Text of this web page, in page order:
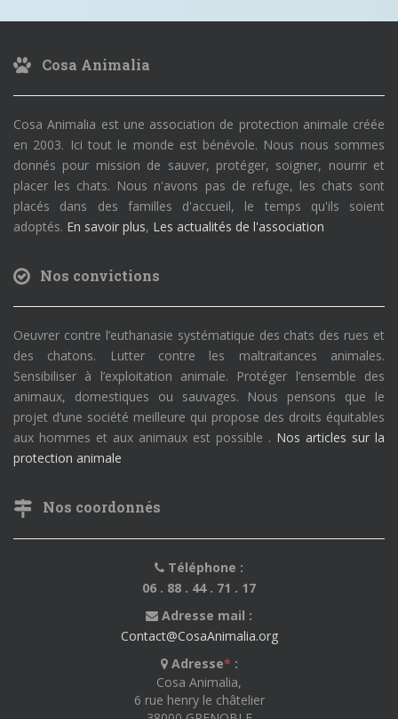
Cosa Animalia
Cosa Animalia est une association de protection animale créée
en 2003. Ici tout le monde est bénévole. Nous nous sommes
donnés pour mission de sauver, protéger, soigner, nourrir et
placer les chats. Nous n'avons pas de refuge, les chats sont
placés dans des familles d'accueil, le temps qu'ils soient
adoptés. En savoir plus, Les actualités de l'association
Nos convictions
Oeuvrer contre l’euthanasie systématique des chats des rues et
des chatons. Lutter contre les maltraitances animales.
Sensibiliser à l’exploitation animale. Protéger l’ensemble des
animaux, domestiques ou sauvages. Nous pensons que le
projet d’une société meilleure qui propose des droits équitables
aux hommes et aux animaux est possible . Nos articles sur la
protection animale
Nos coordonnés
Téléphone :
06 . 88 . 44 . 71 . 17
Adresse mail :
Contact@CosaAnimalia.org
Adresse* :
Cosa Animalia,
6 rue henry le châtelier